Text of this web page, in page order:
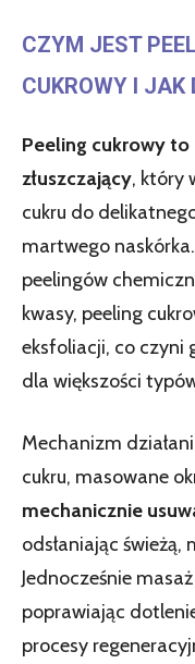
CZYM JEST
CUKROWY I JAK
Peeling cukrowy
złuszczający, który
cukru do
martwego
peelingów
kwasy, peeling
eksfoliacji, co czyni
dla większości
Mechanizm
cukru, masowane
mechanicznie
odsłaniając świeżą,
Jednocześnie
poprawiając
procesy